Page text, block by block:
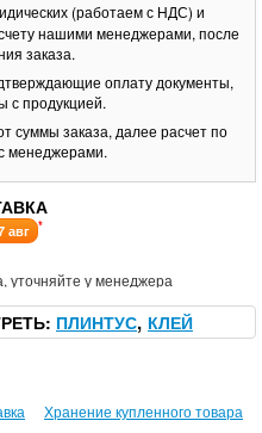
(работаем с НДС) и
нашими менеджерами, после
заказа.
оплату документы,
с продукцией.
суммы заказа, далее расчет по
менеджерами.
авг *
уточняйте у менеджера
ПЛИНТУС КЛЕЙ
Хранение купленного товара